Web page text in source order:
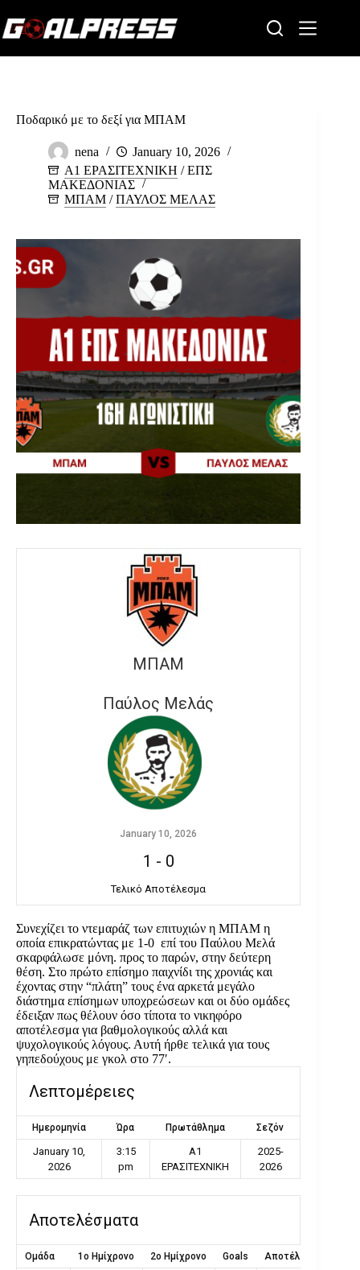
to
content
Ποδαρικό με το δεξί για ΜΠΑΜ
nena
January 10, 2026
Α1 ΕΡΑΣΙΤΕΧΝΙΚΗ /ΕΠΣ
ΜΑΚΕΔΟΝΙΑΣ
ΜΠΑΜ /ΠΑΥΛΟΣ ΜΕΛΑΣ
ΜΠΑΜ
Παύλος Μελάς
January 10, 2026
1 - 0
Τελικό Αποτέλεσμα
Συνεχίζει το ντεμαράζ των επιτυχιών η ΜΠΑΜ η
οποία επικρατώντας με 1-0 επί του Παύλου Μελά
σκαρφάλωσε μόνη. προς το παρών, στην δεύτερη
θέση. Στο πρώτο επίσημο παιχνίδι της χρονιάς και
έχοντας στην “πλάτη” τους ένα αρκετά μεγάλο
διάστημα επίσημων υποχρεώσεων και οι δύο ομάδες
έδειξαν πως θέλουν όσο τίποτα το νικηφόρο
αποτέλεσμα για βαθμολογικούς αλλά και
ψυχολογικούς λόγους. Αυτή ήρθε τελικά για τους
γηπεδούχους με γκολ στο 77′.
Λεπτομέρειες
Ημερομηνία Ώρα Πρωτάθλημα Σεζόν
January 10,
2026
3:15
pm
Α1
ΕΡΑΣΙΤΕΧΝΙΚΗ
2025-
2026
Αποτελέσματα
Ομάδα 1ο Ημίχρονο 2ο Ημίχρονο Goals Αποτέλεσμα